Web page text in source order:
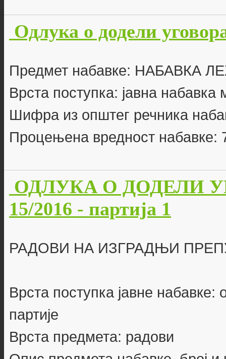
Одлука о додели
Предмет набавке:
Врста поступка: јавна набавка
Шифра из општег речника
Процењена вредност набавке:
ОДЛУКА О ДОДЕЛИ
15/2016 - партија 1
РАДОВИ НА ИЗГРАДЊИ
Врста поступка јавне
партије
Врста предмета: радови